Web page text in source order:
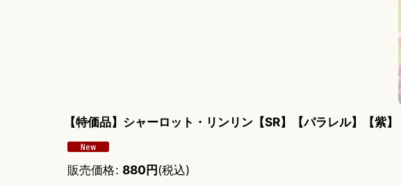
【特価品】シャーロット・リンリン【SR】【パラレル】【紫】
販売価格: 880円(税込)